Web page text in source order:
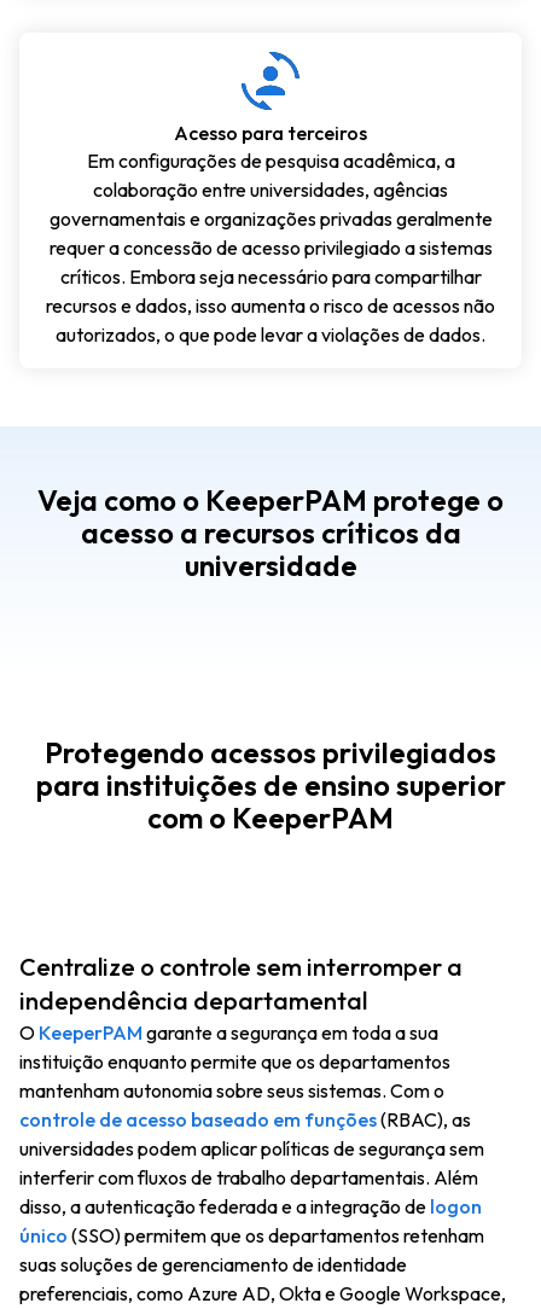
Acesso para terceiros
Em configurações de pesquisa acadêmica, a
colaboração entre universidades, agências
governamentais e organizações privadas geralmente
requer a concessão de acesso privilegiado a sistemas
críticos. Embora seja necessário para compartilhar
recursos e dados, isso aumenta o risco de acessos não
autorizados, o que pode levar a violações de dados.
Veja como o KeeperPAM protege o
acesso a recursos críticos da
universidade
Protegendo acessos privilegiados
para instituições de ensino superior
com o KeeperPAM
Centralize o controle sem interromper a
independência departamental
O KeeperPAM garante a segurança em toda a sua
instituição enquanto permite que os departamentos
mantenham autonomia sobre seus sistemas. Com o
controle de acesso baseado em funções(RBAC), as
universidades podem aplicar políticas de segurança sem
interferir com fluxos de trabalho departamentais. Além
disso, a autenticação federada e a integração de logon
único (SSO) permitem que os departamentos retenham
suas soluções de gerenciamento de identidade
preferenciais, como Azure AD, Okta e Google Workspace,